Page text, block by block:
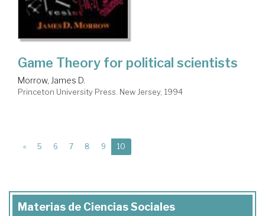
Game Theory for political scientists
Morrow, James D.
Princeton University Press. New Jersey, 1994
« 5 6 7 8 9 10
Materias de Ciencias Sociales